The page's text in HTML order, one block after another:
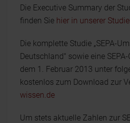
Die Executive Summary der
finden Sie hier in unserer
Die komplette Studie „SEPA-
Deutschland" sowie eine
dem 1. Februar 2013 unter
kostenlos zum Download zur
wissen.de
Um stets aktuelle Zahlen zur